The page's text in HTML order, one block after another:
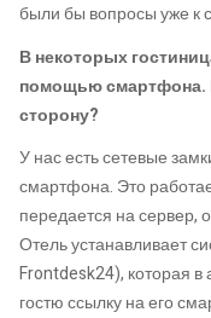
были бы вопросы уже к
В некоторых
помощью смартфона.
сторону?
У нас есть сетевые
смартфона. Это
передается на сервер,
Отель устанавливает
Frontdesk24), которая
гостю ссылку на его